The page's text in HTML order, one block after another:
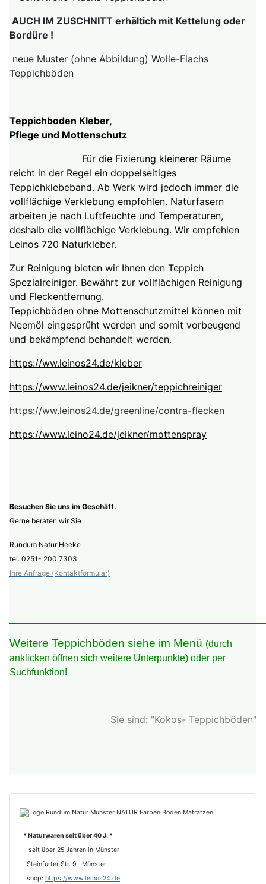
AUCH IM ZUSCHNITT erhältich mit Kettelung oder
Bordüre !
neue Muster (ohne Abbildung) Wolle-Flachs
Teppichböden
Teppichboden Kleber,
Pflege und Mottenschutz
Für die Fixierung kleinerer Räume
reicht in der Regel ein doppelseitiges
Teppichklebeband. Ab Werk wird jedoch immer die
vollflächige Verklebung empfohlen. Naturfasern
arbeiten je nach Luftfeuchte und Temperaturen,
deshalb die vollflächige Verklebung. Wir empfehlen
Leinos 720 Naturkleber.
Zur Reinigung bieten wir Ihnen den Teppich
Spezialreiniger. Bewährt zur vollflächigen Reinigung
und Fleckentfernung.
Teppichböden ohne Mottenschutzmittel können mit
Neemöl eingesprüht werden und somit vorbeugend
und bekämpfend behandelt werden.
https://ww.leinos24.de/kleber
https://www.leinos24.de/jeikner/teppichreiniger
https://ww.leinos24.de/greenline/contra-flecken
https://www.leino24.de/jeikner/mottenspray
Besuchen Sie uns im Geschäft.
Gerne beraten wir Sie
Rundum Natur Heeke
tel. 0251- 200 7303
Ihre Anfrage (Kontaktformular)
Weitere Teppichböden siehe im Menü (durch
anklicken öffnen sich weitere Unterpunkte) oder per
Suchfunktion!
Sie sind: "Kokos- Teppichböden"
* Naturwaren seit über 40 J. *
seit über 25 Jahren in Münster
Steinfurter Str. 9 Münster
shop: https://www.leinos24.de